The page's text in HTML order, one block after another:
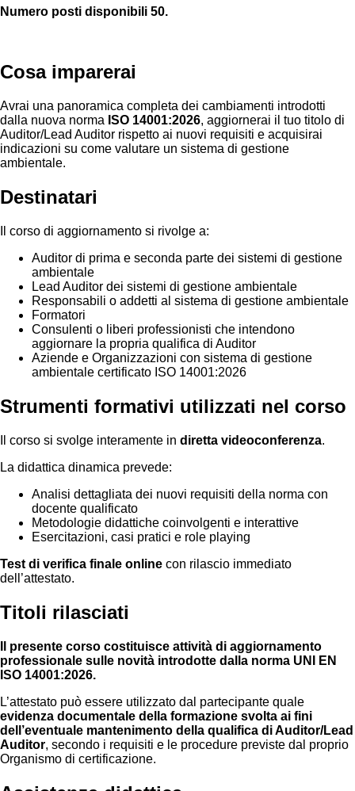
Numero posti disponibili 50.
Cosa imparerai
Avrai una panoramica completa dei cambiamenti introdotti
dalla nuova norma ISO 14001:2026, aggiornerai il tuo titolo di
Auditor/Lead Auditor rispetto ai nuovi requisiti e acquisirai
indicazioni su come valutare un sistema di gestione
ambientale.
Destinatari
Il corso di aggiornamento si rivolge a:
Auditor di prima e seconda parte dei sistemi di gestione
ambientale
Lead Auditor dei sistemi di gestione ambientale
Responsabili o addetti al sistema di gestione ambientale
Formatori
Consulenti o liberi professionisti che intendono
aggiornare la propria qualifica di Auditor
Aziende e Organizzazioni con sistema di gestione
ambientale certificato ISO 14001:2026
Strumenti formativi utilizzati nel corso
Il corso si svolge interamente in diretta videoconferenza.
La didattica dinamica prevede:
Analisi dettagliata dei nuovi requisiti della norma con
docente qualificato
Metodologie didattiche coinvolgenti e interattive
Esercitazioni, casi pratici e role playing
Test di verifica finale online con rilascio immediato
dell’attestato.
Titoli rilasciati
Il presente corso costituisce attività di aggiornamento
professionale sulle novità introdotte dalla norma UNI EN
ISO 14001:2026.
L’attestato può essere utilizzato dal partecipante quale
evidenza documentale della formazione svolta ai fini
dell’eventuale mantenimento della qualifica di Auditor/Lead
Auditor, secondo i requisiti e le procedure previste dal proprio
Organismo di certificazione.